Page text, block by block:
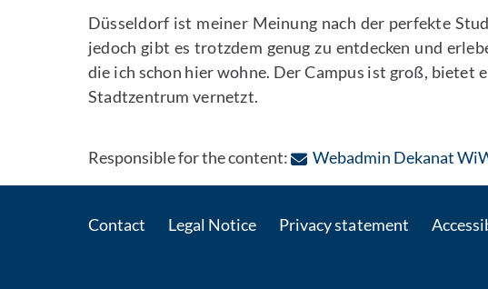
Düsseldorf ist meiner Meinung nach der perfekte
jedoch gibt es trotzdem genug zu entdecken und
die ich schon hier wohne. Der Campus ist groß, bietet
Stadtzentrum vernetzt.
Responsible for the content: Webadmin Dekanat
Contact Legal Notice Privacy statement